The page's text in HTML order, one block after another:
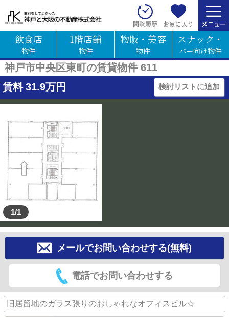
閲覧履歴 お気に入り
飲食店
物件
1階店舗
物件
物販・美容
物件
スナック・
バー向け物件
神戸市中央区東町の賃貸物件 611
賃料 31.9万円 検討リストに追加
1/1
メールでお問い合わせする(無料)
電話でお問い合わせする
旧居留地のガラス張りのおしゃれなオフィスビル☆